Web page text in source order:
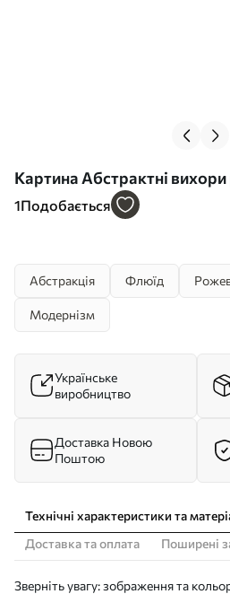
Картина Абстрактні
фіолетового та чорного
1Подобається
Абстракція Флюїд
Модернізм
Українське
виробництво
Доставка Новою
Поштою
Технічні характеристики та
Доставка та оплата
Поширені
Зверніть увагу: зображення та